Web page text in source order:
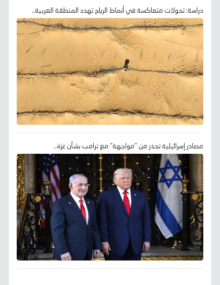
دراسة: تحولات متعاكسة في أنماط الرياح تهدد المنطقة العربية..
مصادر إسرائيلية تحذر من "مواجهة" مع ترامب بشأن غزة..